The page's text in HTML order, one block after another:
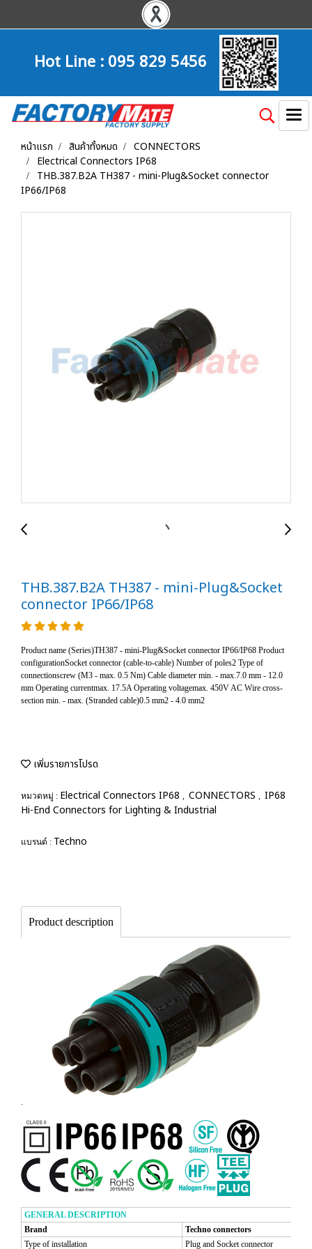
Hot Line :095 829 5456
หน้าแรก สินค้าทั้งหมด
CONNECTORS
Electrical Connectors IP68
THB.387.B2A TH387 - mini-Plug&Socket connector
IP66/IP68
THB.387.B2A TH387 - mini-Plug&Socket
connector IP66/IP68
Product name (Series)TH387 - mini-Plug&Socket connector IP66/IP68 Product
configurationSocket connector (cable-to-cable) Number of poles2 Type of
connectionscrew (M3 - max. 0.5 Nm) Cable diameter min. - max.7.0 mm - 12.0
mm Operating currentmax. 17.5A Operating voltagemax. 450V AC Wire cross-
section min. - max. (Stranded cable)0.5 mm2 - 4.0 mm2
เพิ่มรายการโปรด
หมวดหมู่ : Electrical Connectors IP68 , CONNECTORS , IP68
Hi-End Connectors for Lighting & Industrial
แบรนด์ : Techno
Product description
.
GENERAL DESCRIPTION
Brand
Techno connectors
Type of installation
Plug and Socket connector